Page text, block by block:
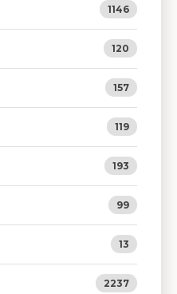
1146
120
157
119
193
99
13
2237